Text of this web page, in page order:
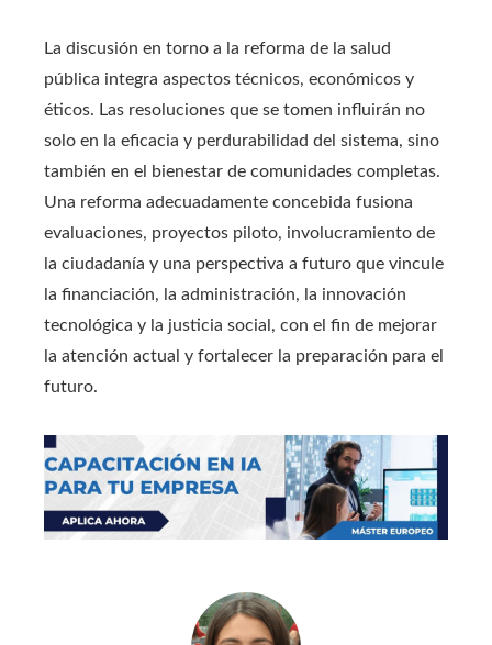
La discusión en torno a la reforma de la salud
pública integra aspectos técnicos, económicos y
éticos. Las resoluciones que se tomen influirán no
solo en la eficacia y perdurabilidad del sistema, sino
también en el bienestar de comunidades completas.
Una reforma adecuadamente concebida fusiona
evaluaciones, proyectos piloto, involucramiento de
la ciudadanía y una perspectiva a futuro que vincule
la financiación, la administración, la innovación
tecnológica y la justicia social, con el fin de mejorar
la atención actual y fortalecer la preparación para el
futuro.